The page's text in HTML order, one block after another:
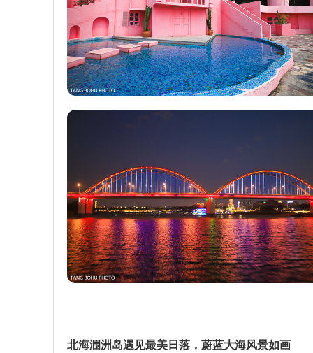
北海涠洲岛遇见最美日落，蔚蓝大海风景如画